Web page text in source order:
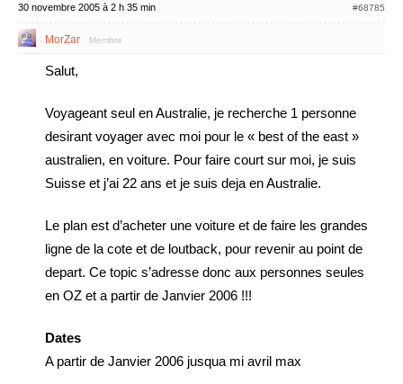
30 novembre 2005 à 2 h 35 min #68785
MorZar Membre
Salut,
Voyageant seul en Australie, je recherche 1 personne
desirant voyager avec moi pour le « best of the east »
australien, en voiture. Pour faire court sur moi, je suis
Suisse et j’ai 22 ans et je suis deja en Australie.
Le plan est d’acheter une voiture et de faire les grandes
ligne de la cote et de loutback, pour revenir au point de
depart. Ce topic s’adresse donc aux personnes seules
en OZ et a partir de Janvier 2006 !!!
Dates
A partir de Janvier 2006 jusqua mi avril max